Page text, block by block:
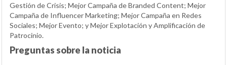
Gestión de Crisis; Mejor Campaña de Branded Content; Mejor
Campaña de Influencer Marketing; Mejor Campaña en Redes
Sociales; Mejor Evento; y Mejor Explotación y Amplificación de
Patrocinio.
Preguntas sobre la noticia